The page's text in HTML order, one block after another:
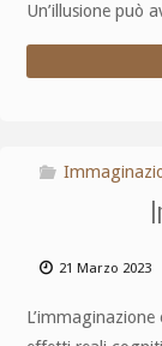
Un’illusione può
21 Marzo 2023